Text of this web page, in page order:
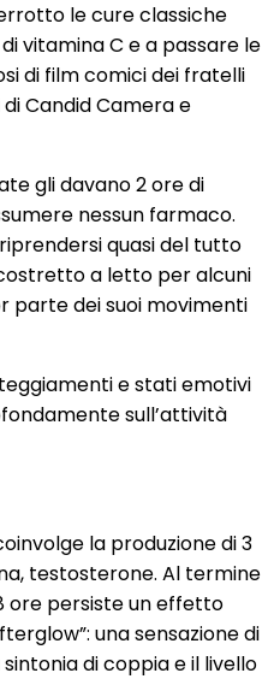
le cure classiche
vitamina C e a passare le
di film comici dei fratelli
Candid Camera e
gli davano 2 ore di
nessun farmaco.
quasi del tutto
a letto per alcuni
parte dei suoi movimenti
e stati emotivi
sull’attività
la produzione di 3
testosterone. Al termine
ore persiste un effetto
una sensazione di
di coppia e il livello